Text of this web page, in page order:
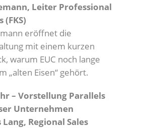
Leiter Professional
(FKS)
eröffnet die
mit einem kurzen
warum EUC noch lange
„alten Eisen“ gehört.
– Vorstellung Parallels
Unternehmen
Regional Sales